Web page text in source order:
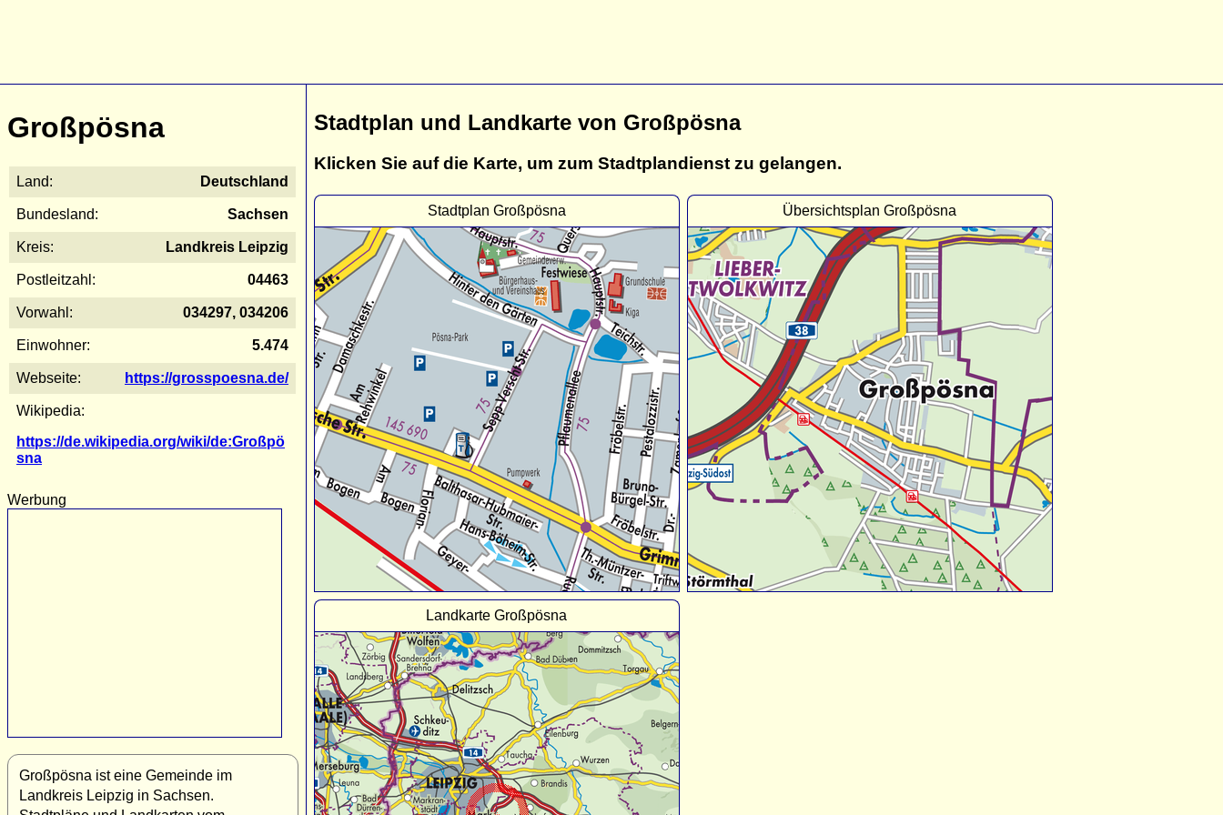
Großpösna
Land: Deutschland
Bundesland: Sachsen
Kreis: Landkreis Leipzig
Postleitzahl: 04463
Vorwahl: 034297, 034206
Einwohner: 5.474
Webseite: https://grosspoesna.de/
Wikipedia:
https://de.wikipedia.org/wiki/de:Großpö
sna
Werbung
Großpösna ist eine Gemeinde im
Landkreis Leipzig in Sachsen.
Stadtplan und Landkarte von Großpösna
Klicken Sie auf die Karte, um zum Stadtplandienst zu gelangen.
Stadtplan Großpösna Übersichtsplan Großpösna
Landkarte Großpösna